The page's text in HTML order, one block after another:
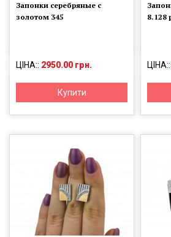
Запонки серебряные с
золотом 345
ЦІНА:: 2950.00 грн.
Купити
8.128
ЦІНА::